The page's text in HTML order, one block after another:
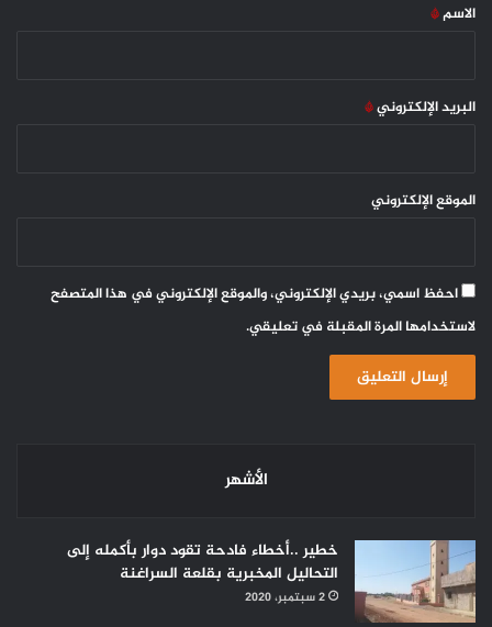
*
الاسم*
البريد الإلكتروني*
الموقع الإلكتروني
احفظ اسمي، بريدي الإلكتروني، والموقع الإلكتروني في هذا المتصفح
لاستخدامها المرة المقبلة في تعليقي.
الأشهر
خطير ..أخطاء فادحة تقود دوار بأكمله إلى
التحاليل المخبرية بقلعة السراغنة
2 سبتمبر، 2020